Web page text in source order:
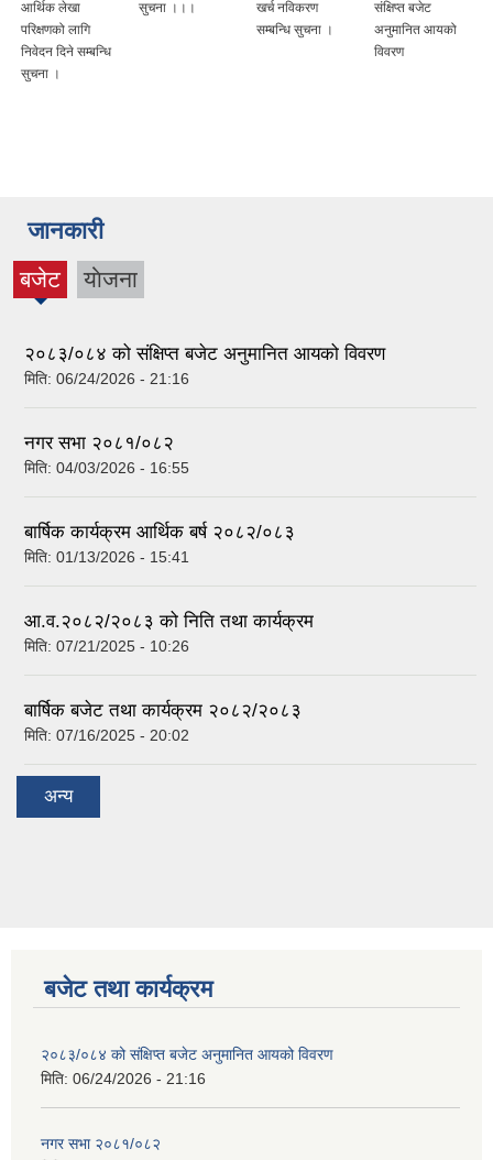
आर्थिक लेखा
परिक्षणको लागि
निवेदन दिने सम्बन्धि
सुचना ।
सुचना ।।।
खर्च नविकरण
सम्बन्धि सुचना ।
संक्षिप्त बजेट
अनुमानित आयको
विवरण
जानकारी
बजेट
(active
याेजना
२०८३/०८४ को संक्षिप्त बजेट अनुमानित आयको विवरण
मिति: 06/24/2026 - 21:16
नगर सभा २०८१/०८२
मिति: 04/03/2026 - 16:55
बार्षिक कार्यक्रम आर्थिक बर्ष २०८२/०८३
मिति: 01/13/2026 - 15:41
आ.व.२०८२/२०८३ को निति तथा कार्यक्रम
मिति: 07/21/2025 - 10:26
बार्षिक बजेट तथा कार्यक्रम २०८२/२०८३
मिति: 07/16/2025 - 20:02
अन्य
बजेट तथा कार्यक्रम
२०८३/०८४ को संक्षिप्त बजेट अनुमानित आयको विवरण
मिति: 06/24/2026 - 21:16
नगर सभा २०८१/०८२